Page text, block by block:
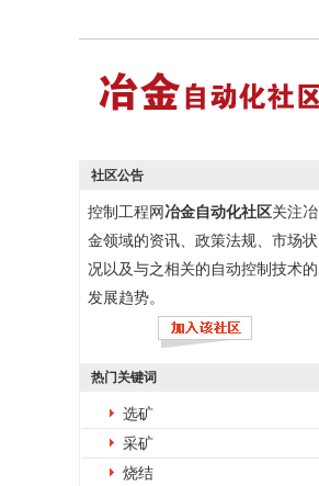
社区公告
控制工程网冶金自动化社区关注冶
金领域的资讯、政策法规、市场状
况以及与之相关的自动控制技术的
发展趋势。
热门关键词
选矿
采矿
烧结